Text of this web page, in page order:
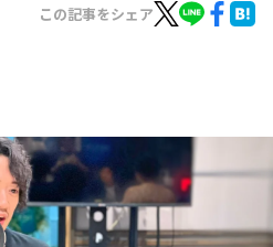
この記事をシェア